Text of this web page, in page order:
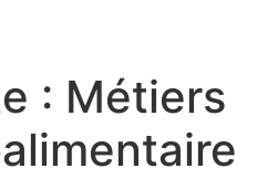
: Métiers